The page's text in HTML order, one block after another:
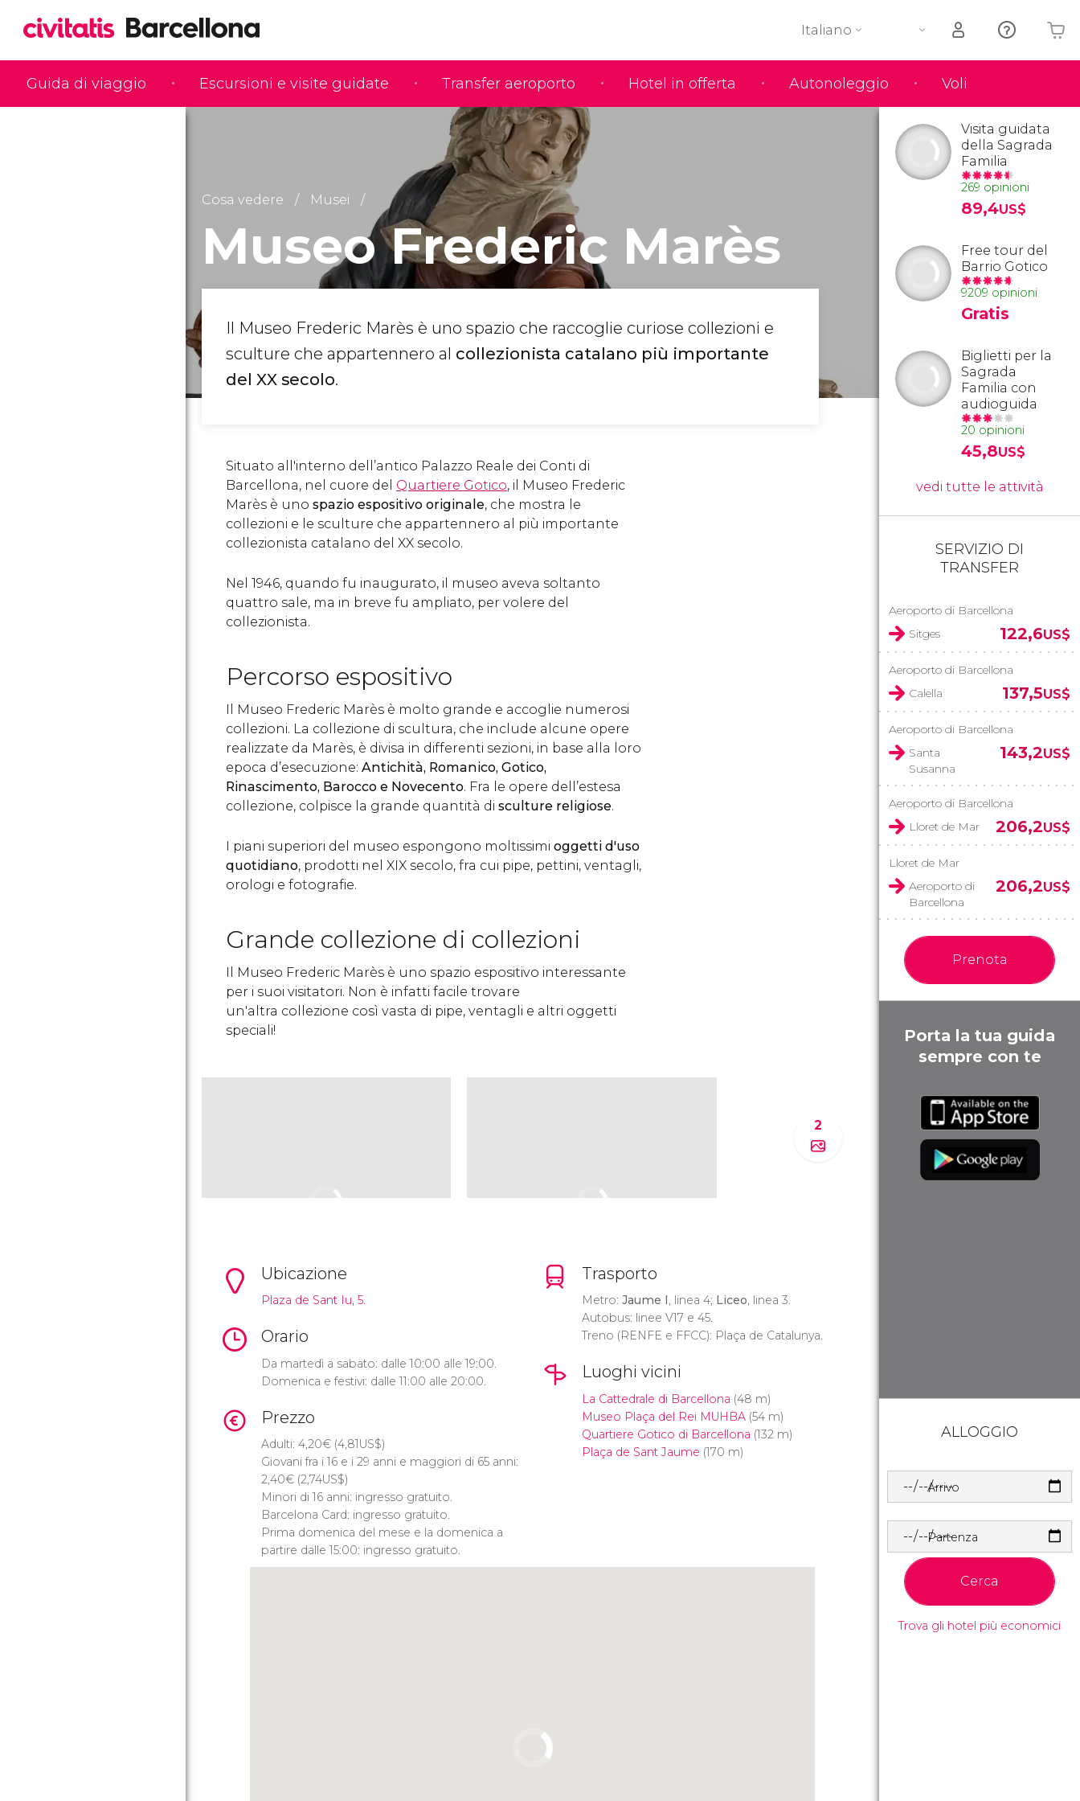
Guida di viaggio Escursioni e visite guidate Transfer aeroporto Hotel in offerta Autonoleggio Voli
Italiano
Il tuo carrello è vuoto
Cosa vedere Musei
Museo Frederic Marès
Il Museo Frederic Marès è uno spazio che raccoglie curiose collezioni e
sculture che appartennero al collezionista catalano più importante
del XX secolo.
Situato all'interno dell’antico Palazzo Reale dei Conti di
Barcellona, nel cuore del Quartiere Gotico, il Museo Frederic
Marès è uno spazio espositivo originale, che mostra le
collezioni e le sculture che appartennero al più importante
collezionista catalano del XX secolo.
Nel 1946, quando fu inaugurato, il museo aveva soltanto
quattro sale, ma in breve fu ampliato, per volere del
collezionista.
Percorso espositivo
Il Museo Frederic Marès è molto grande e accoglie numerosi
collezioni. La collezione di scultura, che include alcune opere
realizzate da Marès, è divisa in differenti sezioni, in base alla loro
epoca d’esecuzione: Antichità, Romanico, Gotico,
Rinascimento, Barocco e Novecento. Fra le opere dell’estesa
collezione, colpisce la grande quantità di sculture religiose.
I piani superiori del museo espongono moltissimi oggetti d'uso
quotidiano, prodotti nel XIX secolo, fra cui pipe, pettini, ventagli,
orologi e fotografie.
Grande collezione di collezioni
Il Museo Frederic Marès è uno spazio espositivo interessante
per i suoi visitatori. Non è infatti facile trovare
un'altra collezione così vasta di pipe, ventagli e altri oggetti
speciali!
2
Ubicazione
Plaza de Sant Iu, 5.
Orario
Da martedì a sabato: dalle 10:00 alle 19:00.
Domenica e festivi: dalle 11:00 alle 20:00.
Prezzo
Adulti: 4,20€ (4,81US$)
Giovani fra i 16 e i 29 anni e maggiori di 65 anni:
2,40€ (2,74US$)
Minori di 16 anni: ingresso gratuito.
Barcelona Card: ingresso gratuito.
Prima domenica del mese e la domenica a
partire dalle 15:00: ingresso gratuito.
Trasporto
Metro: Jaume I , linea 4; Liceo, linea 3.
Autobus: linee V17 e 45.
Treno (RENFE e FFCC): Plaça de Catalunya.
Luoghi vicini
La Cattedrale di Barcellona (48 m)
Museo Plaça del Rei MUHBA(54 m)
Quartiere Gotico di Barcellona (132 m)
Plaça de Sant Jaume (170 m)
Visita guidata
della Sagrada
Familia
269 opinioni
89,4US$
Free tour del
Barrio Gotico
9209 opinioni
Gratis
Biglietti per la
Sagrada
Familia con
audioguida
20 opinioni
45,8US$
vedi tutte le attività
SERVIZIO DI
TRANSFER
Aeroporto di Barcellona
Sitges
122,6US$
Aeroporto di Barcellona
Calella
137,5US$
Aeroporto di Barcellona
Santa
Susanna
143,2US$
Aeroporto di Barcellona
Lloret de Mar
206,2US$
Lloret de Mar
Aeroporto di
Barcellona
206,2US$
Prenota
Porta la tua guida
sempre con te
ALLOGGIO
Arrivo
Partenza
Cerca
Trova gli hotel più economici